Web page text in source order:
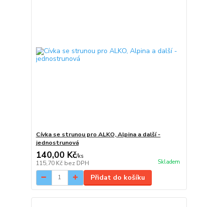
Cívka se strunou pro ALKO, Alpina a další -
jednostrunová
140,00 Kč/ks
115,70 Kč bez DPH Skladem
Přidat do košíku